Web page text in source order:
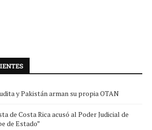
y Pakistán arman su propia OTAN
de Costa Rica acusó al Poder Judicial de
de Estado”